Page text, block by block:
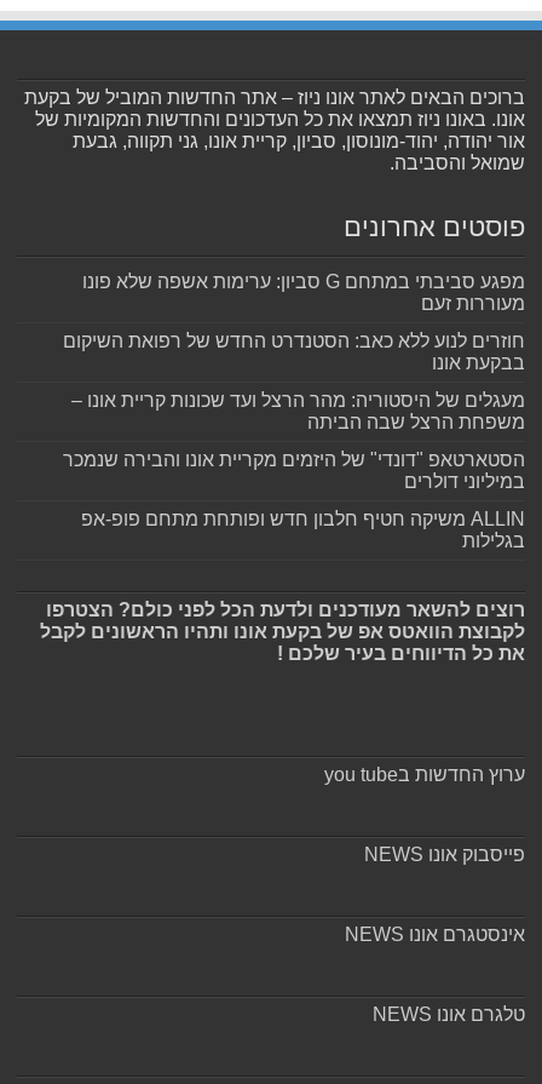
ברוכים הבאים לאתר אונו ניוז – אתר החדשות המוביל של בקעת
אונו. באונו ניוז תמצאו את כל העדכונים והחדשות המקומיות של
אור יהודה, יהוד-מונוסון, סביון, קריית אונו, גני תקווה, גבעת
שמואל והסביבה.
פוסטים אחרונים
מפגע סביבתי במתחם G סביון: ערימות אשפה שלא פונו
מעוררות זעם
חוזרים לנוע ללא כאב: הסטנדרט החדש של רפואת השיקום
בבקעת אונו
מעגלים של היסטוריה: מהר הרצל ועד שכונות קריית אונו –
משפחת הרצל שבה הביתה
הסטארטאפ "דונדי" של היזמים מקריית אונו והבירה שנמכר
במיליוני דולרים
ALLIN משיקה חטיף חלבון חדש ופותחת מתחם פופ-אפ
בגלילות
רוצים להשאר מעודכנים ולדעת הכל לפני כולם? הצטרפו
לקבוצת הוואטס אפ של בקעת אונו ותהיו הראשונים לקבל
את כל הדיווחים בעיר שלכם !
ערוץ החדשות בyou tube
פייסבוק אונו NEWS
אינסטגרם אונו NEWS
טלגרם אונו NEWS